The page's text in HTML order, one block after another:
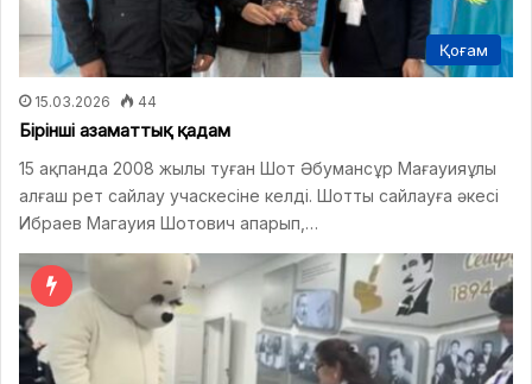
Қоғам
15.03.2026 44
Бірінші азаматтық қадам
15 ақпанда 2008 жылы туған Шот Әбумансұр Мағауияұлы
алғаш рет сайлау учаскесіне келді. Шотты сайлауға әкесі
Ибраев Магауия Шотович апарып,…